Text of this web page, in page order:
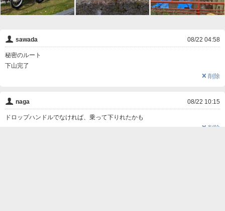
👤 sawada 08/22 04:58
秘密のルート
下山完了
❌ 削除
👤 naga 08/22 10:15
ドロップハンドルでなければ、乗って下りれたかも
❌ 削除